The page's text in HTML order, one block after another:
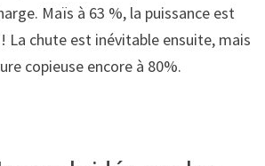
Maïs à 63 %, la puissance est
La chute est inévitable ensuite, mais
copieuse encore à 80%.